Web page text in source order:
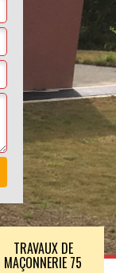
TRAVAUX DE
MAÇONNERIE 75